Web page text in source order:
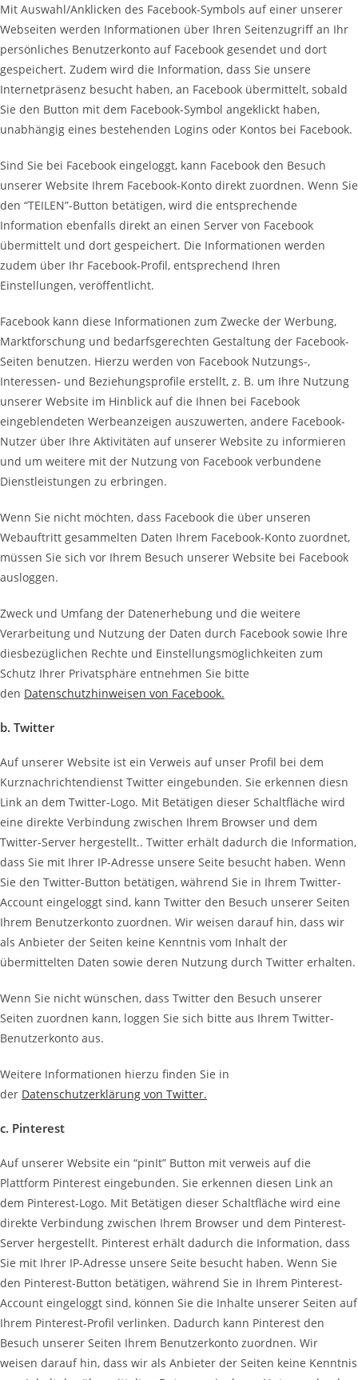
Mit Auswahl/Anklicken des Facebook-Symbols auf einer unserer
Webseiten werden Informationen über Ihren Seitenzugriff an Ihr
persönliches Benutzerkonto auf Facebook gesendet und dort
gespeichert. Zudem wird die Information, dass Sie unsere
Internetpräsenz besucht haben, an Facebook übermittelt, sobald
Sie den Button mit dem Facebook-Symbol angeklickt haben,
unabhängig eines bestehenden Logins oder Kontos bei Facebook.
Sind Sie bei Facebook eingeloggt, kann Facebook den Besuch
unserer Website Ihrem Facebook-Konto direkt zuordnen. Wenn Sie
den “TEILEN”-Button betätigen, wird die entsprechende
Information ebenfalls direkt an einen Server von Facebook
übermittelt und dort gespeichert. Die Informationen werden
zudem über Ihr Facebook-Profil, entsprechend Ihren
Einstellungen, veröffentlicht.
Facebook kann diese Informationen zum Zwecke der Werbung,
Marktforschung und bedarfsgerechten Gestaltung der Facebook-
Seiten benutzen. Hierzu werden von Facebook Nutzungs-,
Interessen- und Beziehungsprofile erstellt, z. B. um Ihre Nutzung
unserer Website im Hinblick auf die Ihnen bei Facebook
eingeblendeten Werbeanzeigen auszuwerten, andere Facebook-
Nutzer über Ihre Aktivitäten auf unserer Website zu informieren
und um weitere mit der Nutzung von Facebook verbundene
Dienstleistungen zu erbringen.
Wenn Sie nicht möchten, dass Facebook die über unseren
Webauftritt gesammelten Daten Ihrem Facebook-Konto zuordnet,
müssen Sie sich vor Ihrem Besuch unserer Website bei Facebook
ausloggen.
Zweck und Umfang der Datenerhebung und die weitere
Verarbeitung und Nutzung der Daten durch Facebook sowie Ihre
diesbezüglichen Rechte und Einstellungsmöglichkeiten zum
Schutz Ihrer Privatsphäre entnehmen Sie bitte
den Datenschutzhinweisen von Facebook.
b. Twitter
Auf unserer Website ist ein Verweis auf unser Profil bei dem
Kurznachrichtendienst Twitter eingebunden. Sie erkennen diesn
Link an dem Twitter-Logo. Mit Betätigen dieser Schaltfläche wird
eine direkte Verbindung zwischen Ihrem Browser und dem
Twitter-Server hergestellt.. Twitter erhält dadurch die Information,
dass Sie mit Ihrer IP-Adresse unsere Seite besucht haben. Wenn
Sie den Twitter-Button betätigen, während Sie in Ihrem Twitter-
Account eingeloggt sind, kann Twitter den Besuch unserer Seiten
Ihrem Benutzerkonto zuordnen. Wir weisen darauf hin, dass wir
als Anbieter der Seiten keine Kenntnis vom Inhalt der
übermittelten Daten sowie deren Nutzung durch Twitter erhalten.
Wenn Sie nicht wünschen, dass Twitter den Besuch unserer
Seiten zuordnen kann, loggen Sie sich bitte aus Ihrem Twitter-
Benutzerkonto aus.
Weitere Informationen hierzu finden Sie in
der Datenschutzerklärung von Twitter.
c. Pinterest
Auf unserer Website ein “pinIt” Button mit verweis auf die
Plattform Pinterest eingebunden. Sie erkennen diesen Link an
dem Pinterest-Logo. Mit Betätigen dieser Schaltfläche wird eine
direkte Verbindung zwischen Ihrem Browser und dem Pinterest-
Server hergestellt. Pinterest erhält dadurch die Information, dass
Sie mit Ihrer IP-Adresse unsere Seite besucht haben. Wenn Sie
den Pinterest-Button betätigen, während Sie in Ihrem Pinterest-
Account eingeloggt sind, können Sie die Inhalte unserer Seiten auf
Ihrem Pinterest-Profil verlinken. Dadurch kann Pinterest den
Besuch unserer Seiten Ihrem Benutzerkonto zuordnen. Wir
weisen darauf hin, dass wir als Anbieter der Seiten keine Kenntnis